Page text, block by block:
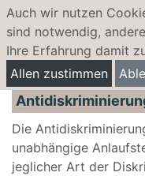
Auch wir nutzen
sind notwendig,
Ihre Erfahrung damit
Allen zustimmen
Die
unabhängige
jeglicher Art der